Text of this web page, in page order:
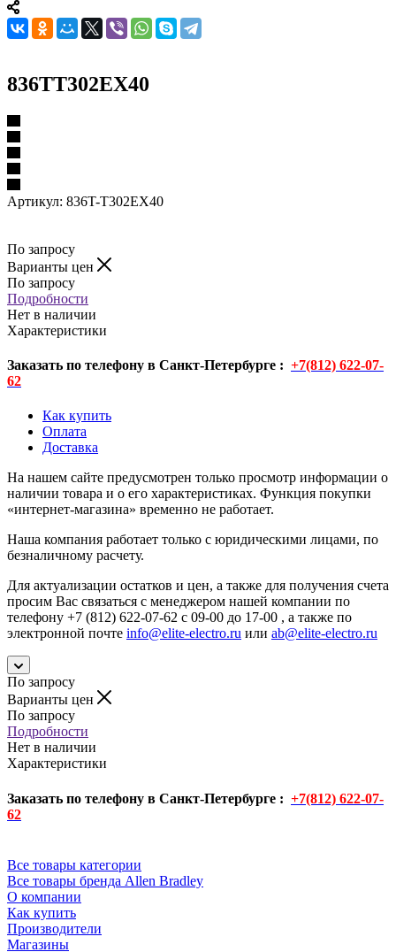
836TT302EX40
Артикул: 836T-T302EX40
По запросу
Варианты цен
По запросу
Подробности
Нет в наличии
Характеристики
Заказать по телефону в Санкт-Петербурге : +7(812) 622-07-
62
Как купить
Оплата
Доставка
На нашем сайте предусмотрен только просмотр информации о
наличии товара и о его характеристиках. Функция покупки
«интернет-магазина» временно не работает.
Наша компания работает только с юридическими лицами, по
безналичному расчету.
Для актуализации остатков и цен, а также для получения счета
просим Вас связаться с менеджером нашей компании по
телефону +7 (812) 622-07-62 с 09-00 до 17-00 , а также по
электронной почте info@elite-electro.ru или ab@elite-electro.ru
По запросу
Варианты цен
По запросу
Подробности
Нет в наличии
Характеристики
Заказать по телефону в Санкт-Петербурге : +7(812) 622-07-
62
Все товары категории
Все товары бренда Allen Bradley
О компании
Как купить
Производители
Магазины